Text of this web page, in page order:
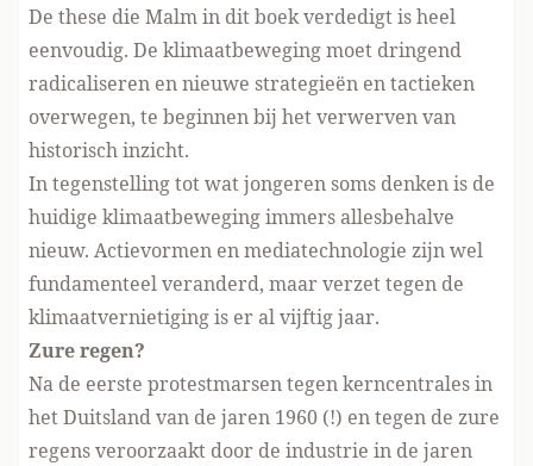
De these die Malm in dit boek verdedigt is heel
eenvoudig. De klimaatbeweging moet dringend
radicaliseren en nieuwe strategieën en tactieken
overwegen, te beginnen bij het verwerven van
historisch inzicht.
In tegenstelling tot wat jongeren soms denken is de
huidige klimaatbeweging immers allesbehalve
nieuw. Actievormen en mediatechnologie zijn wel
fundamenteel veranderd, maar verzet tegen de
klimaatvernietiging is er al vijftig jaar.
Zure regen?
Na de eerste protestmarsen tegen kerncentrales in
het Duitsland van de jaren 1960 (!) en tegen de zure
regens veroorzaakt door de industrie in de jaren